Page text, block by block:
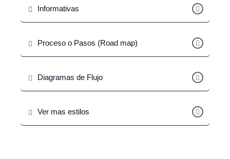
Informativas
Proceso o Pasos (Road map)
Diagramas de Flujo
Ver mas estilos